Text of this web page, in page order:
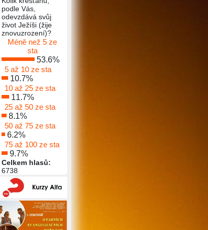
podle Vás,
odevzdává svůj
život Ježíši (žije
znovuzrození)?
Méně než 5 ze
sta
53.6%
5 až 10 ze sta
10.7%
10 až 25 ze sta
11.7%
25 až 50 ze sta
8.1%
50 až 75 ze sta
6.2%
75 až 100 ze sta
9.7%
Celkem hlasů:
6738